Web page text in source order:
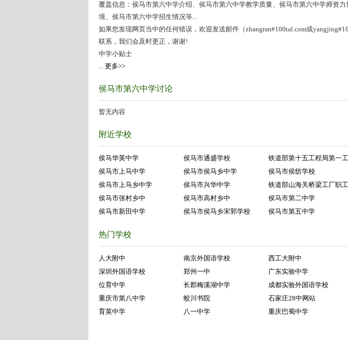
覆盖信息：侯马市第六中学介绍、侯马市第六中学教学质量、侯马市第六中学师资
境、侯马市第六中学招生情况等...
如果您发现网页当中的任何错误，欢迎发送邮件（zhangran#100tal.com或
联系，我们会及时更正，谢谢!
中学小贴士
... 更多>>
侯马市第六中学讨论
暂无内容
附近学校
侯马华英中学 侯马市通盛学校 铁道部第十五工程局第一工
侯马市上马中学
侯马市侯马乡中学 侯马市侯纺学校
侯马市上马乡中学
侯马市兴华中学 铁道部山海关桥梁工厂职工
侯马市张村乡中
侯马市高村乡中 侯马市第二中学
侯马市新田中学
侯马市侯马乡宋郭学校 侯马市第五中学
热门学校
人大附中 南京外国语学校 西工大附中
深圳外国语学校
郑州一中 广东实验中学
位育中学
长郡梅溪湖中学 成都实验外国语学校
重庆市第八中学
蛟川书院 石家庄28中网站
育英中学
八一中学 重庆巴蜀中学